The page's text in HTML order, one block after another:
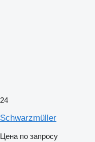
24
Schwarzmüller
Цена по запросу